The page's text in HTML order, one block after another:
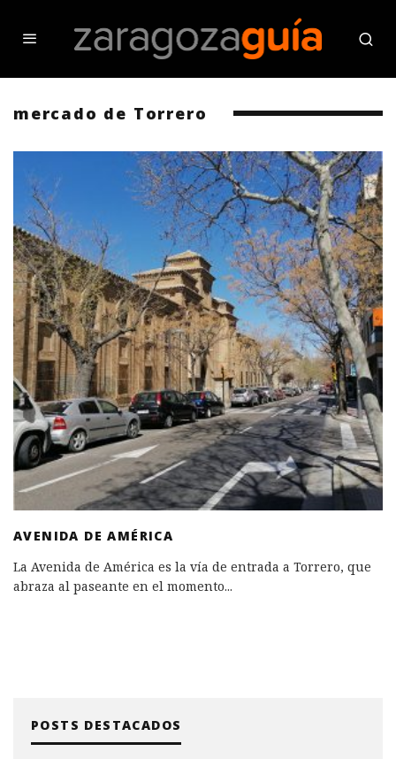
mercado de Torrero
AVENIDA DE AMÉRICA
La Avenida de América es la vía de entrada a Torrero, que
abraza al paseante en el momento...
POSTS DESTACADOS